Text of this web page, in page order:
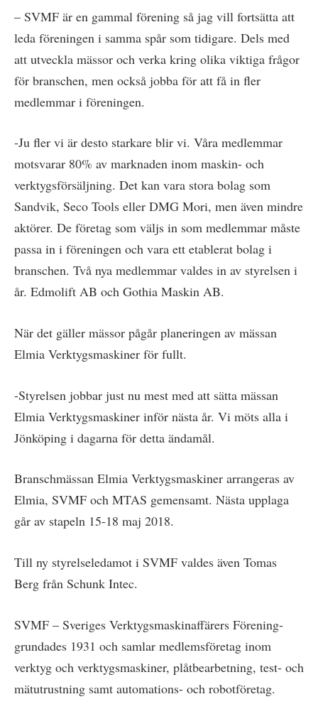
– SVMF är en gammal förening så jag vill fortsätta att
leda föreningen i samma spår som tidigare. Dels med
att utveckla mässor och verka kring olika viktiga frågor
för branschen, men också jobba för att få in fler
medlemmar i föreningen.
-Ju fler vi är desto starkare blir vi. Våra medlemmar
motsvarar 80% av marknaden inom maskin- och
verktygsförsäljning. Det kan vara stora bolag som
Sandvik, Seco Tools eller DMG Mori, men även mindre
aktörer. De företag som väljs in som medlemmar måste
passa in i föreningen och vara ett etablerat bolag i
branschen. Två nya medlemmar valdes in av styrelsen i
år. Edmolift AB och Gothia Maskin AB.
När det gäller mässor pågår planeringen av mässan
Elmia Verktygsmaskiner för fullt.
-Styrelsen jobbar just nu mest med att sätta mässan
Elmia Verktygsmaskiner inför nästa år. Vi möts alla i
Jönköping i dagarna för detta ändamål.
Branschmässan Elmia Verktygsmaskiner arrangeras av
Elmia, SVMF och MTAS gemensamt. Nästa upplaga
går av stapeln 15-18 maj 2018.
Till ny styrelseledamot i SVMF valdes även Tomas
Berg från Schunk Intec.
SVMF – Sveriges Verktygsmaskinaffärers Förening-
grundades 1931 och samlar medlemsföretag inom
verktyg och verktygsmaskiner, plåtbearbetning, test- och
mätutrustning samt automations- och robotföretag.